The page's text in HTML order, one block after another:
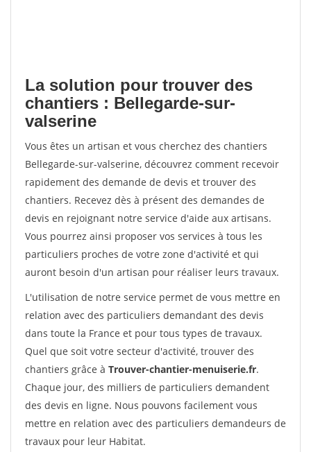
La solution pour trouver des
chantiers : Bellegarde-sur-
valserine
Vous êtes un artisan et vous cherchez des chantiers
Bellegarde-sur-valserine, découvrez comment recevoir
rapidement des demande de devis et trouver des
chantiers. Recevez dès à présent des demandes de
devis en rejoignant notre service d'aide aux artisans.
Vous pourrez ainsi proposer vos services à tous les
particuliers proches de votre zone d'activité et qui
auront besoin d'un artisan pour réaliser leurs travaux.
L'utilisation de notre service permet de vous mettre en
relation avec des particuliers demandant des devis
dans toute la France et pour tous types de travaux.
Quel que soit votre secteur d'activité, trouver des
chantiers grâce à Trouver-chantier-menuiserie.fr.
Chaque jour, des milliers de particuliers demandent
des devis en ligne. Nous pouvons facilement vous
mettre en relation avec des particuliers demandeurs de
travaux pour leur Habitat.